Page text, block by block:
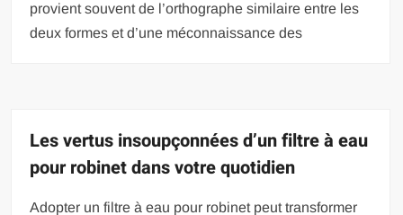
provient souvent de l’orthographe similaire entre les
deux formes et d’une méconnaissance des
Les vertus insoupçonnées d’un filtre à eau
pour robinet dans votre quotidien
Adopter un filtre à eau pour robinet peut transformer